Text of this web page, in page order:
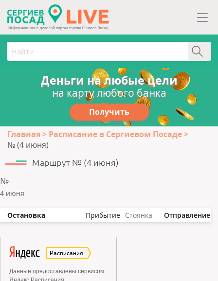
Деньги на любые цели
на карту любого банка
Получить
Главная
Расписание в Сергиевом Посаде
№ (4 июня)
Маршрут № (4 июня)
№
4 июня
Остановка Прибытие Стоянка Отправление